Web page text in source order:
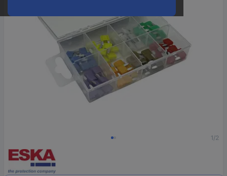
1/2